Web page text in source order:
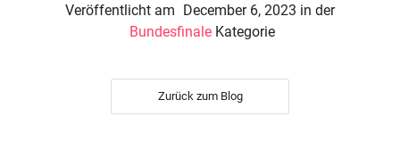
Veröffentlicht am December 6, 2023 in der
Bundesfinale Kategorie
Zurück zum Blog